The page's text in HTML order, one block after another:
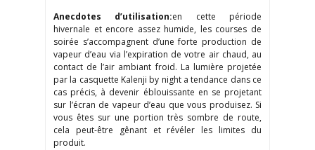
Anecdotes d’utilisation:en cette période
hivernale et encore assez humide, les courses de
soirée s’accompagnent d’une forte production de
vapeur d’eau via l’expiration de votre air chaud, au
contact de l’air ambiant froid. La lumière projetée
par la casquette Kalenji by night a tendance dans ce
cas précis, à devenir éblouissante en se projetant
sur l’écran de vapeur d’eau que vous produisez. Si
vous êtes sur une portion très sombre de route,
cela peut-être gênant et révéler les limites du
produit.